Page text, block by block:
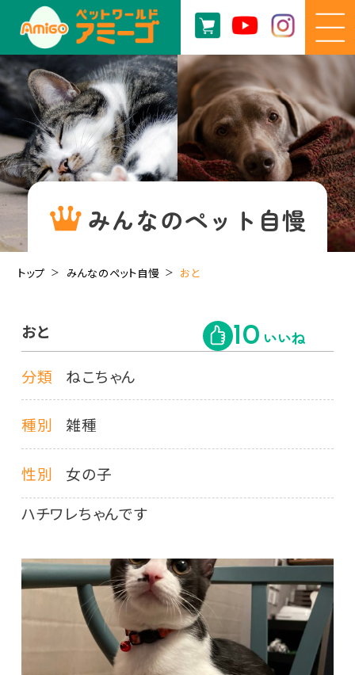
みんなのペット自慢
トップ みんなのペット自慢 おと
おと 10 いいね
分類 ねこちゃん
種別 雑種
性別
女の子
ハチワレちゃんです